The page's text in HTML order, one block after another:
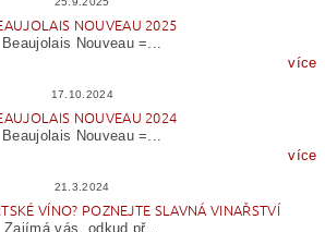
NOUVEAU 2025
Beaujolais Nouveau =...
více
17.10.2024
NOUVEAU 2024
Beaujolais Nouveau =...
více
21.3.2024
VÍNO? POZNEJTE SLAVNÁ VINAŘSTVÍ
Zajímá vás, odkud př...